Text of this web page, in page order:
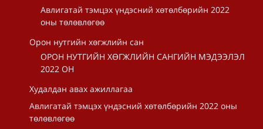
Авлигатай тэмцэх үндэсний хөтөлбөрийн 2022
оны төлөвлөгөө
Орон нутгийн хөгжлийн сан
ОРОН НУТГИЙН ХӨГЖЛИЙН САНГИЙН МЭДЭЭЛЭЛ
2022 ОН
Худалдан авах ажиллагаа
Авлигатай тэмцэх үндэсний хөтөлбөрийн 2022 оны
төлөвлөгөө